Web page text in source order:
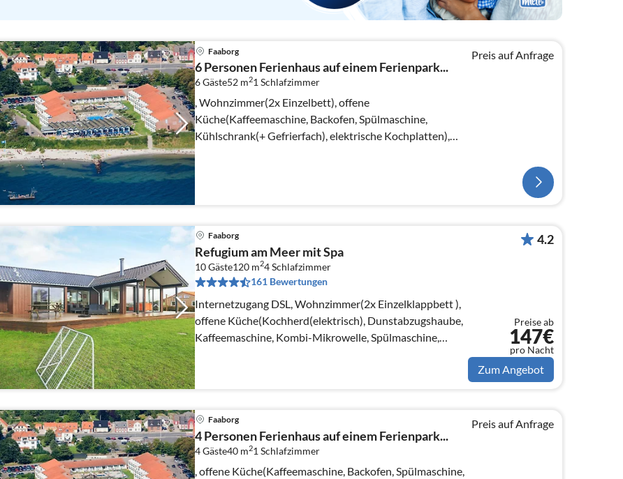
Faaborg
6 Personen Ferienhaus auf einem Ferienpark...
6 Gäste52 m21Schlafzimmer
, Wohnzimmer(2x Einzelbett), offene
Küche(Kaffeemaschine, Backofen, Spülmaschine,
Kühlschrank(+ Gefrierfach), elektrische Kochplatten),
Wohn-/Schlafzimmer(Doppelklappbett , TV)
Preis auf Anfrage
Faaborg
Refugium am Meer mit Spa
10 Gäste120 m24Schlafzimmer
161 Bewertungen
Internetzugang DSL, Wohnzimmer(2x Einzelklappbett ),
offene Küche(Kochherd(elektrisch), Dunstabzugshaube,
Kaffeemaschine, Kombi-Mikrowelle, Spülmaschine,
Kühl-/Gefrierkombination, ...
4.2
Preise ab
147€
pro Nacht
Zum Angebot
Faaborg
4 Personen Ferienhaus auf einem Ferienpark...
4 Gäste40 m21 Schlafzimmer
, offene Küche(Kaffeemaschine, Backofen, Spülmaschine,
Preis auf Anfrage